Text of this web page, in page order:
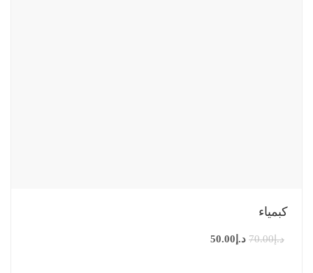
كبمياء
د.إ70.00 د.إ 50.00